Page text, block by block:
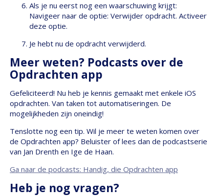
Als je nu eerst nog een waarschuwing krijgt:
Navigeer naar de optie: Verwijder opdracht. Activeer
deze optie.
Je hebt nu de opdracht verwijderd.
Meer weten? Podcasts over de
Opdrachten app
Gefeliciteerd! Nu heb je kennis gemaakt met enkele iOS
opdrachten. Van taken tot automatiseringen. De
mogelijkheden zijn oneindig!
Tenslotte nog een tip. Wil je meer te weten komen over
de Opdrachten app? Beluister of lees dan de podcastserie
van Jan Drenth en Ige de Haan.
Ga naar de podcasts: Handig, die Opdrachten app
Heb je nog vragen?